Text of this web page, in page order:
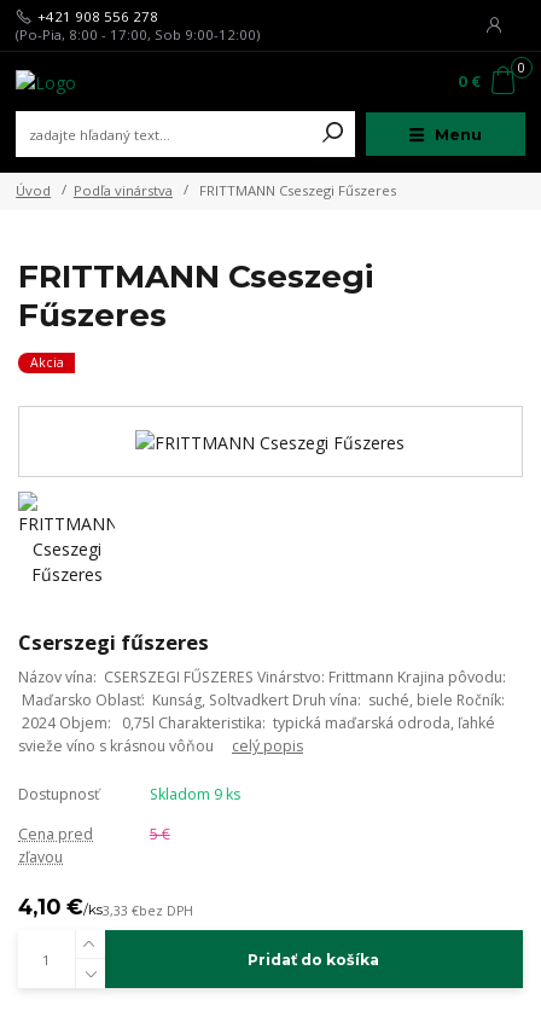
Menu
+421 908 556 278
(Po-Pia, 8:00 - 17:00, Sob 9:00-12:00)
0
0 €
Úvod Podľa vinárstva FRITTMANN Cseszegi Fűszeres
FRITTMANN Cseszegi
Fűszeres
Akcia
Cserszegi fűszeres
Názov vína: CSERSZEGI FŰSZERES Vinárstvo: Frittmann Krajina pôvodu:
Maďarsko Oblasť: Kunság, Soltvadkert Druh vína: suché, biele Ročník:
2024 Objem: 0,75l Charakteristika: typická maďarská odroda, ľahké
svieže víno s krásnou vôňou celý popis
Dostupnosť
Skladom 9 ks
Cena pred
zľavou
5 €
4,10 €/ks3,33 €bez DPH
Pridať do košíka